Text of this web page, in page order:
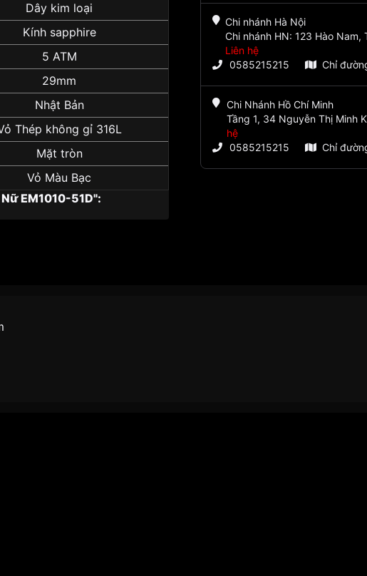
Dây kim loại
Kính sapphire
5 ATM
29mm
Nhật Bản
Thép không gỉ 316L
Mặt tròn
Vỏ Màu Bạc
EM1010-51D":
Chi nhánh Hà Nội
Chi nhánh HN: 123 Hào
Liên hệ
0585215215
Chỉ
Chi Nhánh Hồ Chí Minh
Tầng 1, 34 Nguyễn Thị Minh
hệ
0585215215
Chỉ